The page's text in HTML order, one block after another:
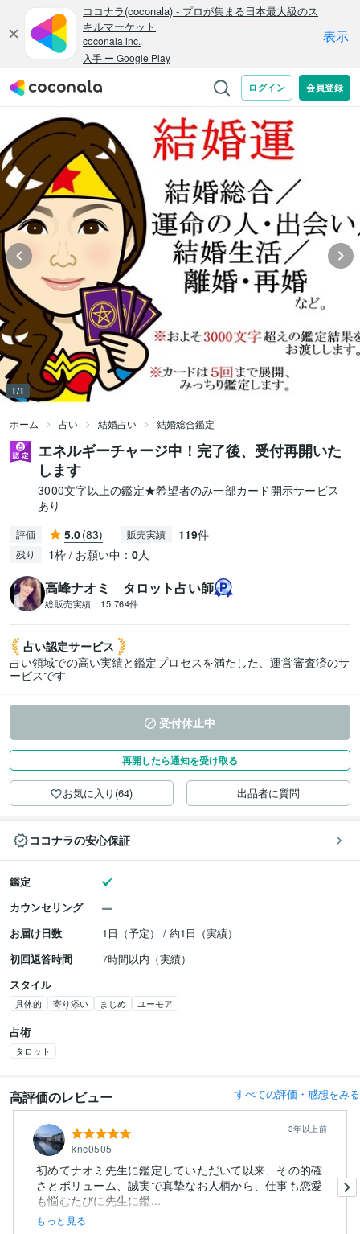
1/1
ホーム 占い 結婚占い 結婚総合鑑定
エネルギーチャージ中！完了後、受付再開いた
します
3000文字以上の鑑定★希望者のみ一部カード開示サービス
あり
評価 5.0(83) 販売実績 119件
残り 1枠 / お願い中： 0人
高峰ナオミ タロット占い師
総販売実績： 15,764件
占い認定サービス
占い領域での高い実績と鑑定プロセスを満たした、運営審査済のサ
ービスです
受付休止中
再開したら通知を受け取る
お気に入り(64) 出品者に質問
ココナラの安心保証
鑑定
カウンセリング
お届け日数
1日（予定） / 約1日（実績）
初回返答時間
7時間以内（実績）
スタイル
具体的 寄り添い まじめ ユーモア
占術
タロット
高評価のレビュー すべての評価・感想をみる
knc0505
3年以上前
初めてナオミ先生に鑑定していただいて以来、その的確
さとボリューム、誠実で真摯なお人柄から、仕事も恋愛
も悩むたびに先生に鑑...
もっと見る